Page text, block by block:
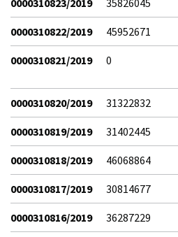
0000310823/2019 35826045
0000310822/2019 45952671
0000310821/2019 0
0000310820/2019 31322832
0000310819/2019 31402445
0000310818/2019 46068864
0000310817/2019 30814677
0000310816/2019 36287229